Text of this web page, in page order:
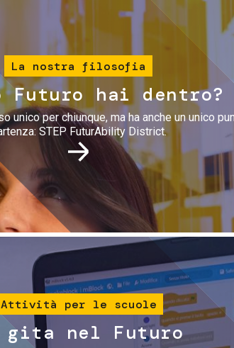
Immagine
La nostra filosofia
Futuro hai dentro?
unico per chiunque, ma ha anche un unico
STEP FuturAbility District.
Immagine
Attività per le scuole
gita nel Futuro